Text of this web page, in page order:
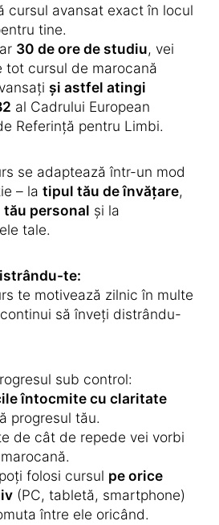
cursul avansat exact în locul
tine.
30 de ore de studiu, vei
tot cursul de marocană
și astfel atingi
al Cadrului European
Referință pentru Limbi.
se adaptează într-un mod
– la tipul tău de învățare,
personal și la
tale.
te:
te motivează zilnic în multe
să înveți distrându-
sub control:
întocmite cu claritate
progresul tău.
de cât de repede vei vorbi
folosi cursul pe orice
(PC, tabletă, smartphone)
între ele oricând.